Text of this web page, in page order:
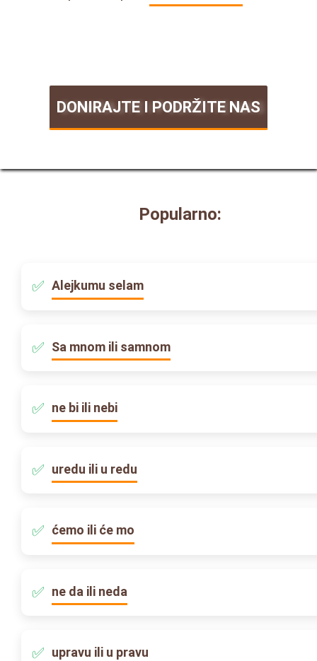
DONIRAJTE I PODRŽITE NAS
Popularno:
Alejkumu selam
Sa mnom ili samnom
ne bi ili nebi
uredu ili u redu
ćemo ili će mo
ne da ili neda
upravu ili u pravu